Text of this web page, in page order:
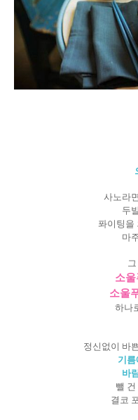
사노라
두
퐈이팅을
마
소
소울
하나
정신없이 바
기
바
뺄
결코